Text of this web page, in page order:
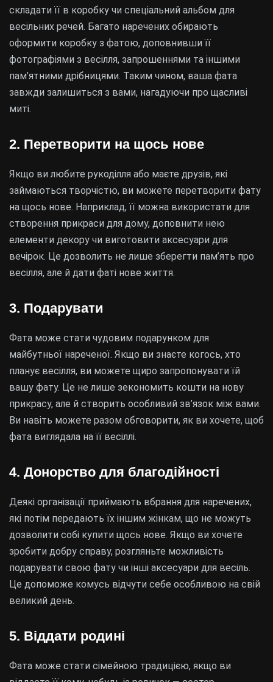
складати її в коробку чи спеціальний альбом для
весільних речей. Багато наречених обирають
оформити коробку з фатою, доповнивши її
фотографіями з весілля, запрошеннями та іншими
пам’ятними дрібницями. Таким чином, ваша фата
завжди залишиться з вами, нагадуючи про щасливі
миті.
2. Перетворити на щось нове
Якщо ви любите рукоділля або маєте друзів, які
займаються творчістю, ви можете перетворити фату
на щось нове. Наприклад, її можна використати для
створення прикраси для дому, доповнити нею
елементи декору чи виготовити аксесуари для
вечірок. Це дозволить не лише зберегти пам’ять про
весілля, але й дати фаті нове життя.
3. Подарувати
Фата може стати чудовим подарунком для
майбутньої нареченої. Якщо ви знаєте когось, хто
планує весілля, ви можете щиро запропонувати їй
вашу фату. Це не лише зекономить кошти на нову
прикрасу, але й створить особливий зв’язок між вами.
Ви навіть можете разом обговорити, як ви хочете, щоб
фата виглядала на її весіллі.
4. Донорство для благодійності
Деякі організації приймають вбрання для наречених,
які потім передають їх іншим жінкам, що не можуть
дозволити собі купити щось нове. Якщо ви хочете
зробити добру справу, розгляньте можливість
подарувати свою фату чи інші аксесуари для весіль.
Це допоможе комусь відчути себе особливою на свій
великий день.
5. Віддати родині
Фата може стати сімейною традицією, якщо ви